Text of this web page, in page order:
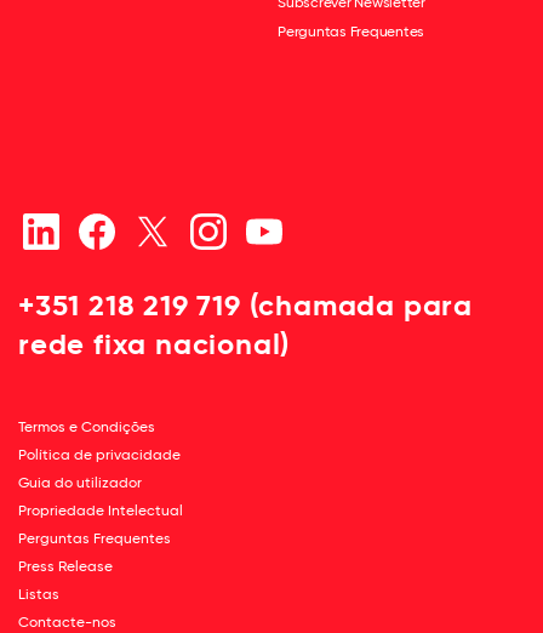
Perguntas Frequentes
+351 218 219 719 (chamada para
rede fixa nacional)
Termos e Condições
Política de privacidade
Guia do utilizador
Propriedade Intelectual
Perguntas Frequentes
Press Release
Listas
Contacte-nos